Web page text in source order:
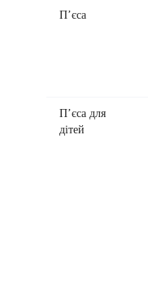
П’єса
П’єса для
дітей